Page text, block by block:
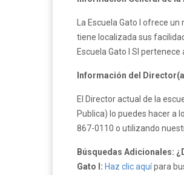
La Escuela Gato I ofrece
tiene localizada sus
Escuela Gato I SI
Información del
El Director actual de la
Publica) lo puedes hacer a
867-0110 o utilizando
Búsquedas Adicionales:
Gato I: Haz clic aquípara